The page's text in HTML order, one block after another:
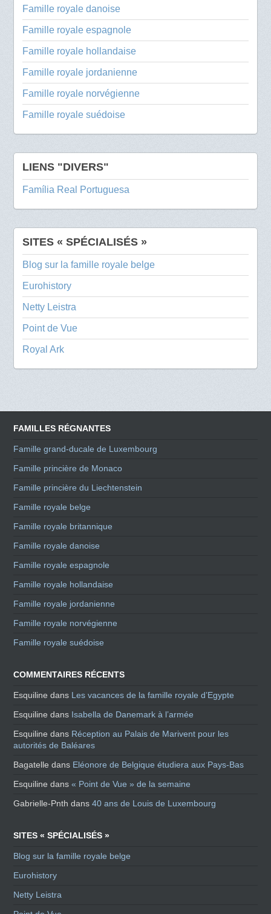
Famille royale danoise
Famille royale espagnole
Famille royale hollandaise
Famille royale jordanienne
Famille royale norvégienne
Famille royale suédoise
LIENS "DIVERS"
Família Real Portuguesa
SITES « SPÉCIALISÉS »
Blog sur la famille royale belge
Eurohistory
Netty Leistra
Point de Vue
Royal Ark
FAMILLES RÉGNANTES
Famille grand-ducale de Luxembourg
Famille princière de Monaco
Famille princière du Liechtenstein
Famille royale belge
Famille royale britannique
Famille royale danoise
Famille royale espagnole
Famille royale hollandaise
Famille royale jordanienne
Famille royale norvégienne
Famille royale suédoise
COMMENTAIRES RÉCENTS
Esquiline dans Les vacances de la famille royale d’Egypte
Esquiline dans Isabella de Danemark à l’armée
Esquiline dans Réception au Palais de Marivent pour les
autorités de Baléares
Bagatelle dans Eléonore de Belgique étudiera aux Pays-Bas
Esquiline dans« Point de Vue » de la semaine
Gabrielle-Pnth dans40 ans de Louis de Luxembourg
SITES « SPÉCIALISÉS »
Blog sur la famille royale belge
Eurohistory
Netty Leistra